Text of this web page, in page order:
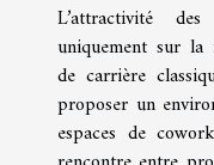
L’attractivité
uniquement sur la
de carrière
proposer un
espaces de